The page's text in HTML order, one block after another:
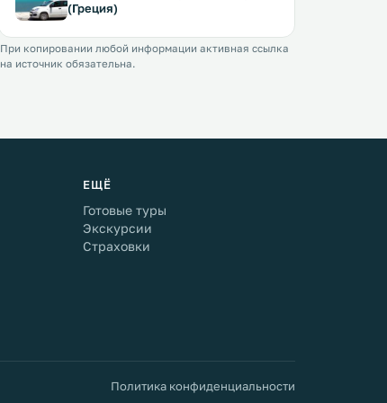
(Греция)
При копировании любой информации активная ссылка
на источник обязательна.
ЕЩЁ
Готовые туры
Экскурсии
Страховки
Политика конфиденциальности